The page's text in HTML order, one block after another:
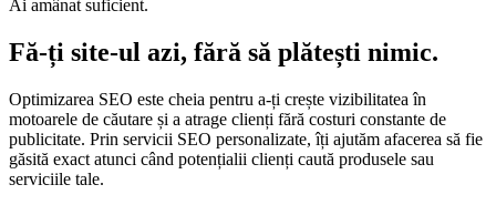
Ai amânat suficient.
Fă-ți site-ul azi, fără să plătești nimic.
Optimizarea SEO este cheia pentru a-ți crește vizibilitatea în
motoarele de căutare și a atrage clienți fără costuri constante de
publicitate. Prin servicii SEO personalizate, îți ajutăm afacerea să fie
găsită exact atunci când potențialii clienți caută produsele sau
serviciile tale.